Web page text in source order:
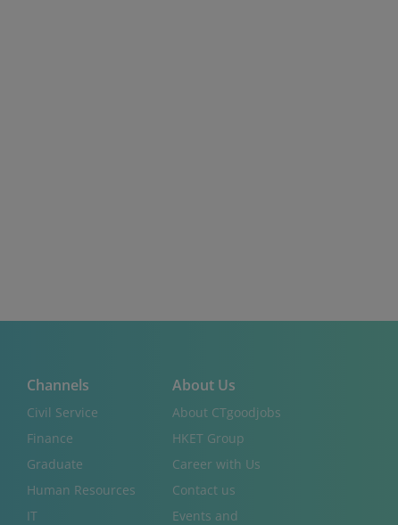
Channels
Civil Service
Finance
Graduate
Human Resources
IT
About Us
About CTgoodjobs
HKET Group
Career with Us
Contact us
Events and